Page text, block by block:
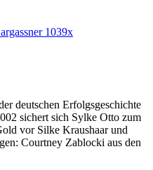
deutschen Erfolgsgeschichte
sichert sich Sylke Otto zum
vor Silke Kraushaar und
Courtney Zablocki aus den